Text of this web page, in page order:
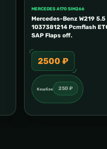
MERCEDES A170 SIM266
Mercedes-Benz W219 5.5
1037381214 Pcmflash
SAP Flaps off.
2500 ₽
Кешбэк 250 ₽